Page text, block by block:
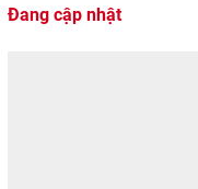
Đang cập nhật